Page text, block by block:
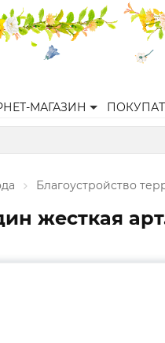
МАГАЗИН
Благоустройство
жесткая